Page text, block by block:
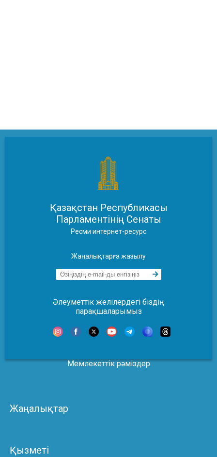
Қазақстан Республикасы
Парламентінің Сенаты
Ресми интернет-ресурс
Жаңалықтарға жазылу
Әлеуметтік желілердегі біздің
парақшаларымыз
Мемлекеттік рәміздер
Жаңалықтар
Қызметі